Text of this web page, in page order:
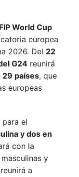
FIP World Cup
europea
2026. Del 22
G24 reunirá
29 países, que
europeas
para el
y dos en
con la
y
a